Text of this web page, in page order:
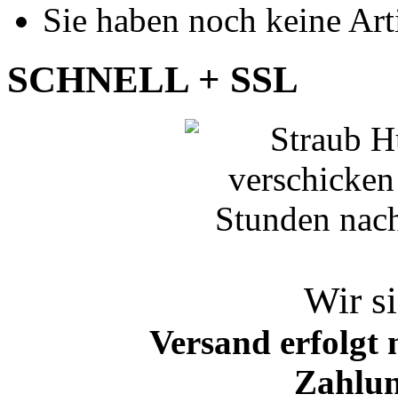
Sie haben noch keine
SCHNELL + SSL
Wir
Versand erfolgt